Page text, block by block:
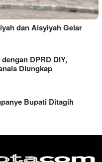
dan Aisyiyah Gelar
DPRD DIY,
Diungkap
Bupati Ditagih